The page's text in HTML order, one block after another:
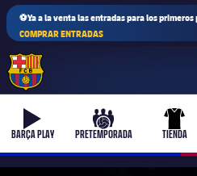
⚽Ya a la venta las entradas para los
COMPRAR ENTRADAS
b-play
BARÇA PLAY
culers-ball
PRETEMPORADA TIENDA